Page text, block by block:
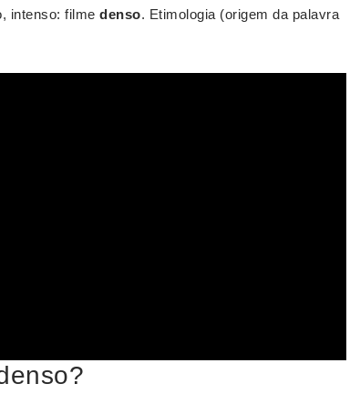
intenso: filme denso. Etimologia (origem da palavra